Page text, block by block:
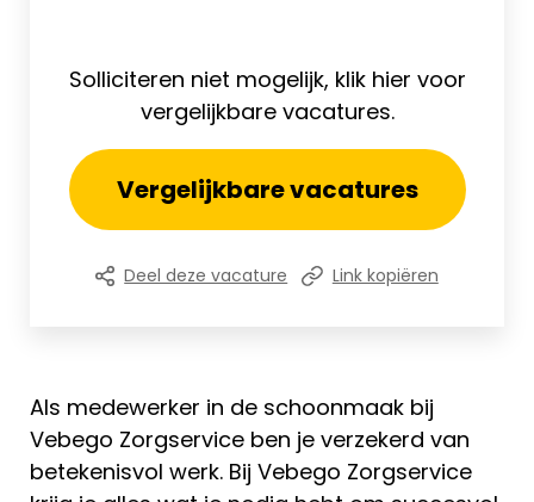
Als medewerker in de schoonmaak bij
Vebego Zorgservice ben je verzekerd van
betekenisvol werk. Bij Vebego Zorgservice
Solliciteren niet mogelijk, klik hier voor
vergelijkbare vacatures.
Vergelijkbare vacatures
Deel deze vacature Link kopiëren